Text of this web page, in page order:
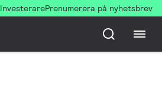
InvesterarePrenumerera på nyhetsbrev